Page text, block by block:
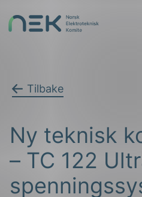
NEK
Tilbake
Ny teknisk
– TC 122